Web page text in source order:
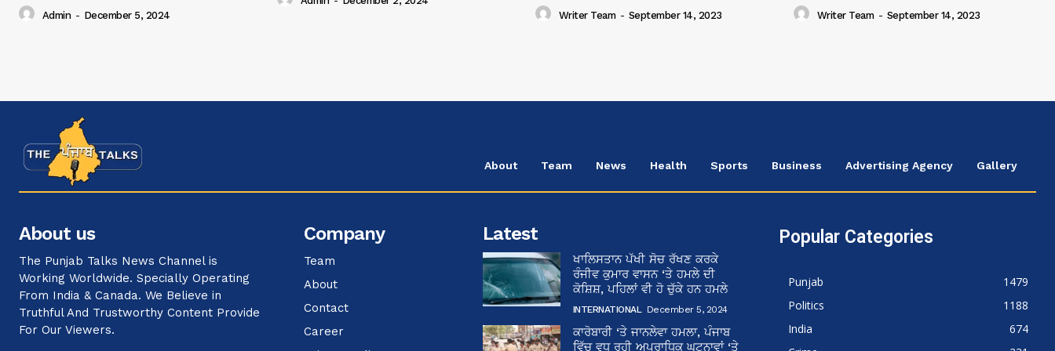
Admin - December 5, 2024 Writer Team - September 14, 2023 Writer Team - September 14, 2023
About Team News Health Sports Business Advertising Agency Gallery
About us
The Punjab Talks News Channel is
Working Worldwide. Specially Operating
From India & Canada. We Believe in
Truthful And Trustworthy Content Provide
For Our Viewers.
Company
Team
About
Contact
Career
Latest
ਖਾਲਿਸਤਾਨ ਪੱਖੀ ਸੋਚ ਰੱਖਣ ਕਰਕੇ
ਰੰਜੀਵ ਕੁਮਾਰ ਵਾਸਨ ‘ਤੇ ਹਮਲੇ ਦੀ
ਕੋਸ਼ਿਸ਼, ਪਹਿਲਾਂ ਵੀ ਹੋ ਚੁੱਕੇ ਹਨ ਹਮਲੇ
INTERNATIONAL December 5, 2024
ਕਾਰੋਬਾਰੀ ‘ਤੇ ਜਾਨਲੇਵਾ ਹਮਲਾ, ਪੰਜਾਬ
ਵਿੱਚ ਵਧ ਰਹੀ ਅਪਰਾਧਿਕ ਘਟਨਾਵਾਂ ‘ਤੇ
Popular Categories
Punjab
1479
Politics
1188
India
674